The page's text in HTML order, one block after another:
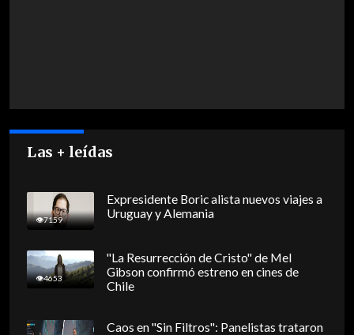
Las + leídas
7159
Expresidente Boric alista nuevos viajes a
Uruguay y Alemania
4653
"La Resurrección de Cristo" de Mel
Gibson confirmó estreno en cines de
Chile
Caos en "Sin Filtros": Panelistas trataron